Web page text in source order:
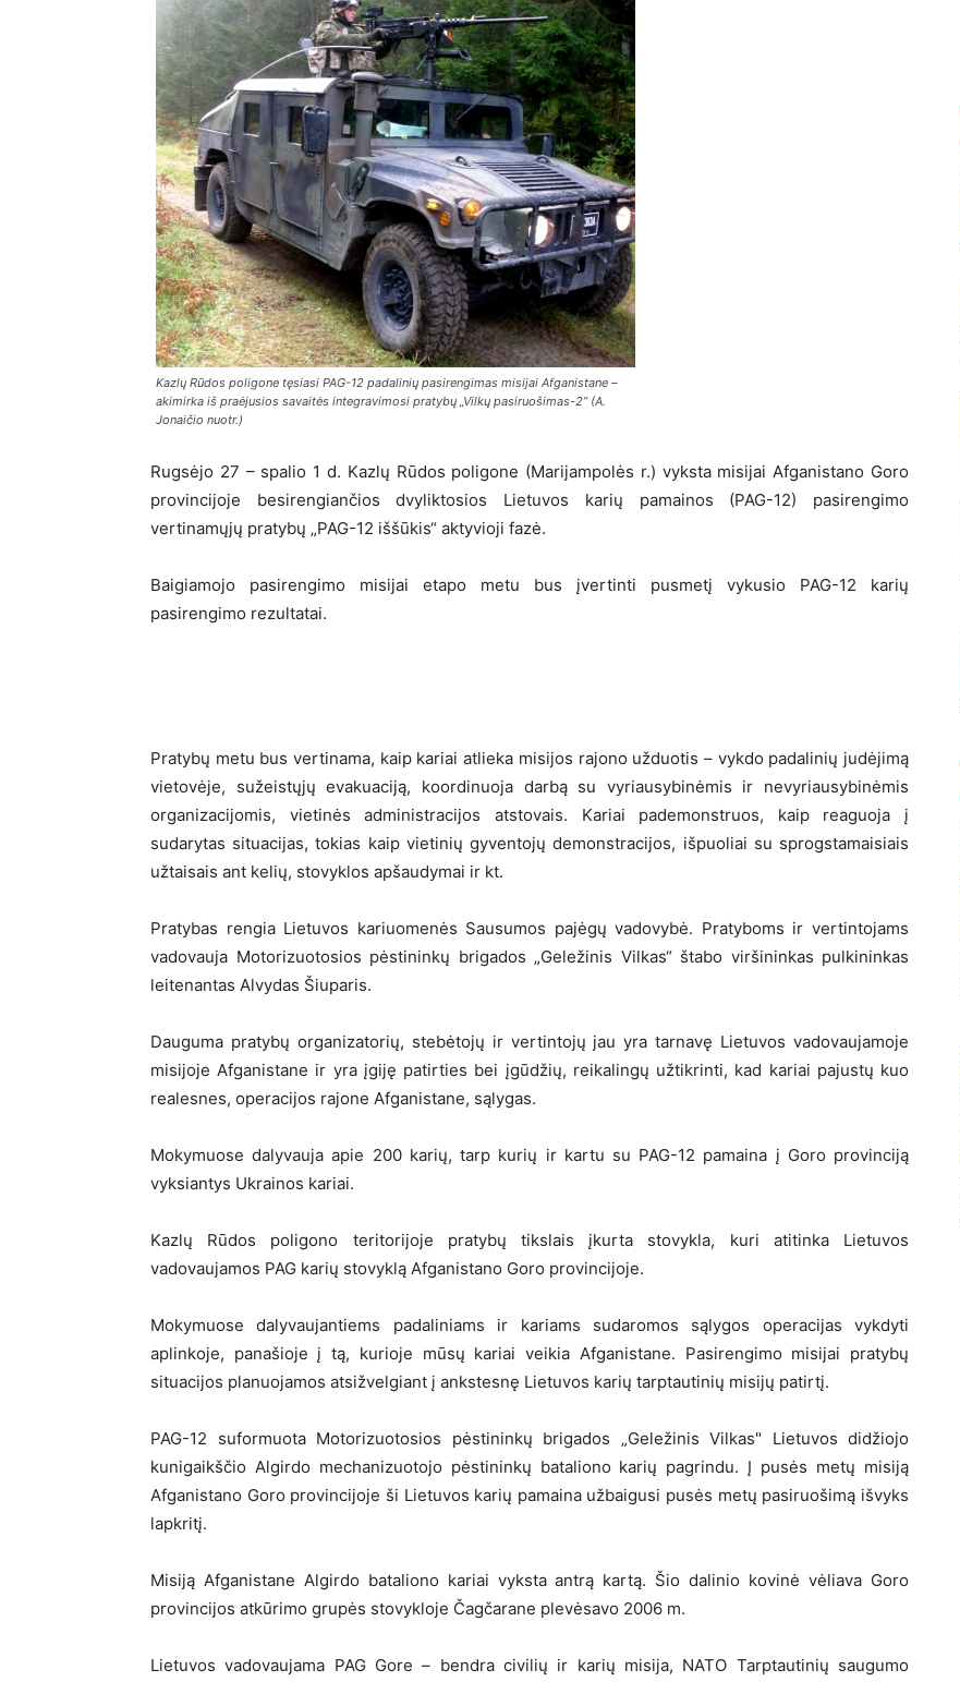
Kazlų Rūdos poligone tęsiasi PAG-12 padalinių pasirengimas misijai Afganistane –
akimirka iš praėjusios savaitės integravimosi pratybų „Vilkų pasiruošimas-2” (A.
Jonaičio nuotr.)
Rugsėjo 27 – spalio 1 d. Kazlų Rūdos poligone (Marijampolės r.) vyksta misijai Afganistano Goro
provincijoje besirengiančios dvyliktosios Lietuvos karių pamainos (PAG-12) pasirengimo
vertinamųjų pratybų „PAG-12 iššūkis“ aktyvioji fazė.
Baigiamojo pasirengimo misijai etapo metu bus įvertinti pusmetį vykusio PAG-12 karių
pasirengimo rezultatai.
Pratybų metu bus vertinama, kaip kariai atlieka misijos rajono užduotis – vykdo padalinių judėjimą
vietovėje, sužeistųjų evakuaciją, koordinuoja darbą su vyriausybinėmis ir nevyriausybinėmis
organizacijomis, vietinės administracijos atstovais. Kariai pademonstruos, kaip reaguoja į
sudarytas situacijas, tokias kaip vietinių gyventojų demonstracijos, išpuoliai su sprogstamaisiais
užtaisais ant kelių, stovyklos apšaudymai ir kt.
Pratybas rengia Lietuvos kariuomenės Sausumos pajėgų vadovybė. Pratyboms ir vertintojams
vadovauja Motorizuotosios pėstininkų brigados „Geležinis Vilkas“ štabo viršininkas pulkininkas
leitenantas Alvydas Šiuparis.
Dauguma pratybų organizatorių, stebėtojų ir vertintojų jau yra tarnavę Lietuvos vadovaujamoje
misijoje Afganistane ir yra įgiję patirties bei įgūdžių, reikalingų užtikrinti, kad kariai pajustų kuo
realesnes, operacijos rajone Afganistane, sąlygas.
Mokymuose dalyvauja apie 200 karių, tarp kurių ir kartu su PAG-12 pamaina į Goro provinciją
vyksiantys Ukrainos kariai.
Kazlų Rūdos poligono teritorijoje pratybų tikslais įkurta stovykla, kuri atitinka Lietuvos
vadovaujamos PAG karių stovyklą Afganistano Goro provincijoje.
Mokymuose dalyvaujantiems padaliniams ir kariams sudaromos sąlygos operacijas vykdyti
aplinkoje, panašioje į tą, kurioje mūsų kariai veikia Afganistane. Pasirengimo misijai pratybų
situacijos planuojamos atsižvelgiant į ankstesnę Lietuvos karių tarptautinių misijų patirtį.
PAG-12 suformuota Motorizuotosios pėstininkų brigados „Geležinis Vilkas" Lietuvos didžiojo
kunigaikščio Algirdo mechanizuotojo pėstininkų bataliono karių pagrindu. Į pusės metų misiją
Afganistano Goro provincijoje ši Lietuvos karių pamaina užbaigusi pusės metų pasiruošimą išvyks
lapkritį.
Misiją Afganistane Algirdo bataliono kariai vyksta antrą kartą. Šio dalinio kovinė vėliava Goro
provincijos atkūrimo grupės stovykloje Čagčarane plevėsavo 2006 m.
Lietuvos vadovaujama PAG Gore – bendra civilių ir karių misija, NATO Tarptautinių saugumo